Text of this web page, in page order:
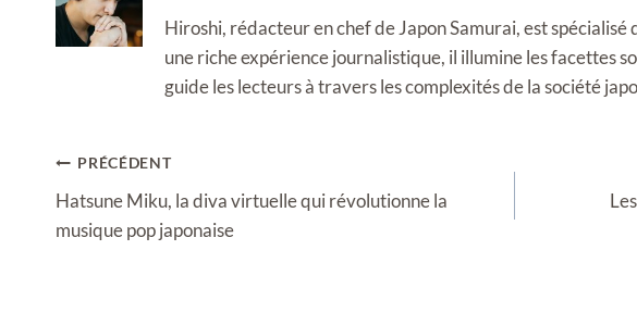
Hiroshi, rédacteur en chef de Japon Samurai, est
une riche expérience journalistique, il illumine les facettes
guide les lecteurs à travers les complexités de la société
Navigation
de
l’article
PRÉCÉDENT
Hatsune Miku, la diva virtuelle qui révolutionne la
musique pop japonaise